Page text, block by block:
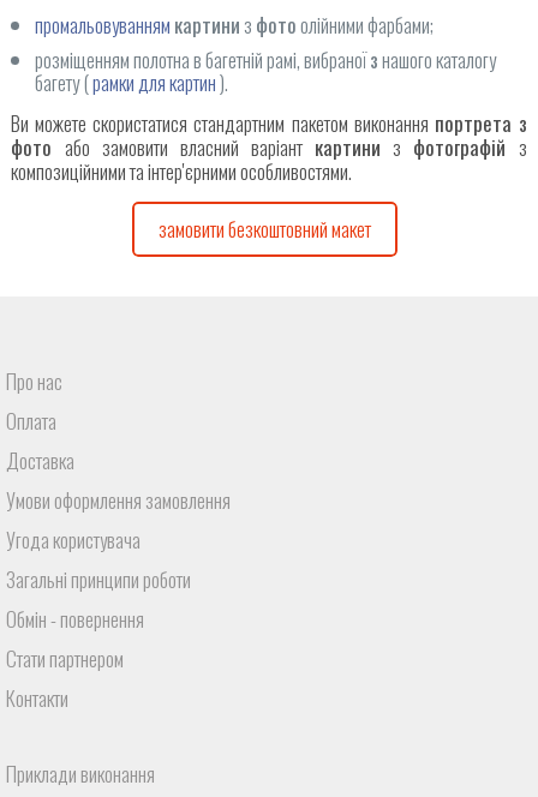
промальовуванням картини з фотоолійними фарбами;
розміщенням полотна в багетній рамі, вибраноїзнашого каталогу
багету (рамки для картин).
Ви можете скористатися стандартним пакетом виконання портрета з
фото або замовити власний варіант картини з фотографій з
композиційними та інтер'єрними особливостями.
замовити безкоштовний макет
Про нас
Оплата
Доставка
Умови оформлення замовлення
Угода користувача
Загальні принципи роботи
Обмін - повернення
Стати партнером
Контакти
Приклади виконання